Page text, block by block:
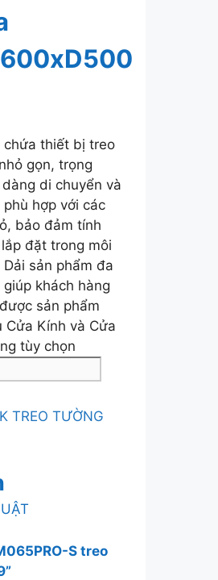
chứa thiết bị treo
gọn, trọng
di chuyển và
hợp với các
bảo đảm tính
đặt trong môi
sản phẩm đa
khách hàng
sản phẩm
Cửa Kính và Cửa
tùy chọn
TREO TƯỜNG
S treo